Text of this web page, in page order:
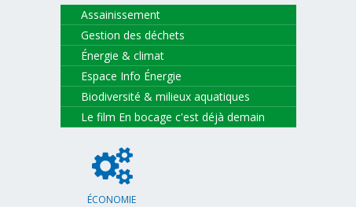
Assainissement
Gestion des déchets
Énergie & climat
Espace Info Énergie
Biodiversité & milieux aquatiques
Le film En bocage c'est déjà demain
ÉCONOMIE